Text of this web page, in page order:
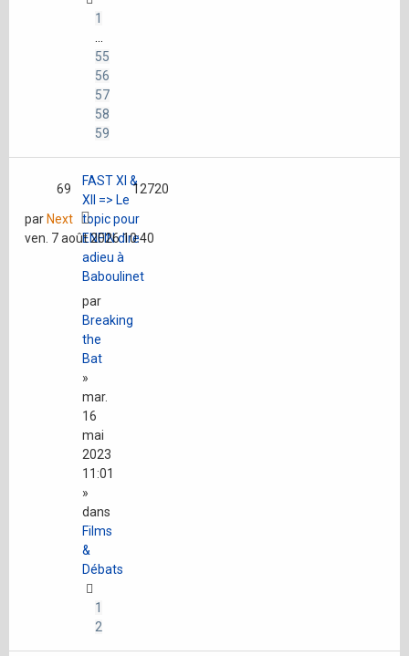
1
55
56
57
58
59
FAST XI &
XII => Le
topic pour
ENFIN dire
adieu à
Baboulinet
par
Breaking
the
Bat
»
mar.
16
mai
2023
11:01
»
dans
Films
&
Débats
1
2
69 12720
par Next
ven. 7 août 2026 10:40